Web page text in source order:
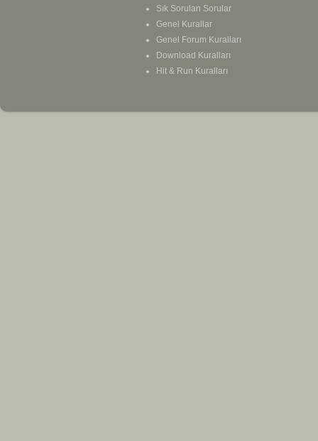
Sık Sorulan Sorular
Genel Kurallar
Genel Forum Kuralları
Download Kuralları
Hit & Run Kuralları